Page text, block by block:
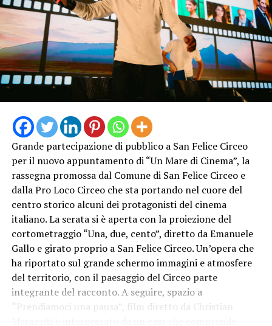
Grande partecipazione di pubblico a San Felice Circeo
per il nuovo appuntamento di “Un Mare di Cinema”, la
rassegna promossa dal Comune di San Felice Circeo e
dalla Pro Loco Circeo che sta portando nel cuore del
centro storico alcuni dei protagonisti del cinema
italiano. La serata si è aperta con la proiezione del
cortometraggio “Una, due, cento”, diretto da Emanuele
Gallo e girato proprio a San Felice Circeo. Un’opera che
ha riportato sul grande schermo immagini e atmosfere
del territorio, con il paesaggio del Circeo parte
integrante del racconto. A seguire, spazio a
“Prendiamoci una pausa”, film diretto da Christian